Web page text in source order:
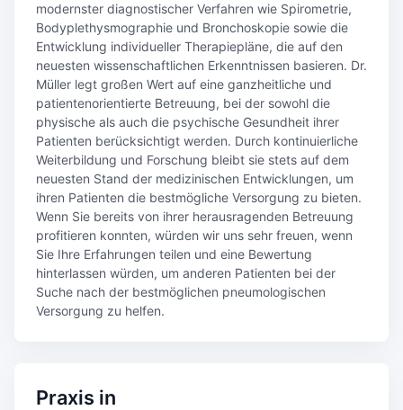
modernster diagnostischer Verfahren wie Spirometrie,
Bodyplethysmographie und Bronchoskopie sowie die
Entwicklung individueller Therapiepläne, die auf den
neuesten wissenschaftlichen Erkenntnissen basieren. Dr.
Müller legt großen Wert auf eine ganzheitliche und
patientenorientierte Betreuung, bei der sowohl die
physische als auch die psychische Gesundheit ihrer
Patienten berücksichtigt werden. Durch kontinuierliche
Weiterbildung und Forschung bleibt sie stets auf dem
neuesten Stand der medizinischen Entwicklungen, um
ihren Patienten die bestmögliche Versorgung zu bieten.
Wenn Sie bereits von ihrer herausragenden Betreuung
profitieren konnten, würden wir uns sehr freuen, wenn
Sie Ihre Erfahrungen teilen und eine Bewertung
hinterlassen würden, um anderen Patienten bei der
Suche nach der bestmöglichen pneumologischen
Versorgung zu helfen.
Praxis in